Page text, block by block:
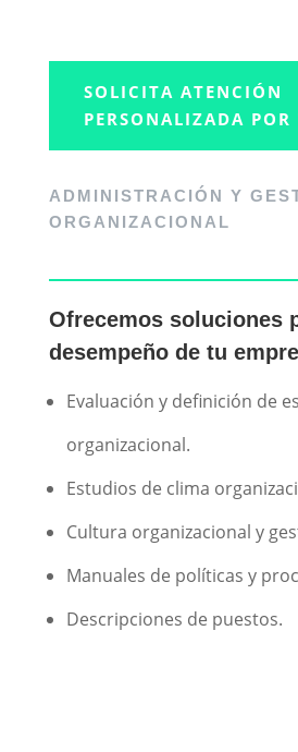
SOLICITA ATENCIÓN
PERSONALIZADA POR
ADMINISTRACIÓN Y
ORGANIZACIONAL
Ofrecemos soluciones
desempeño de tu
Evaluación y definición de
organizacional.
Estudios de clima
Cultura organizacional y
Manuales de políticas y
Descripciones de puestos.